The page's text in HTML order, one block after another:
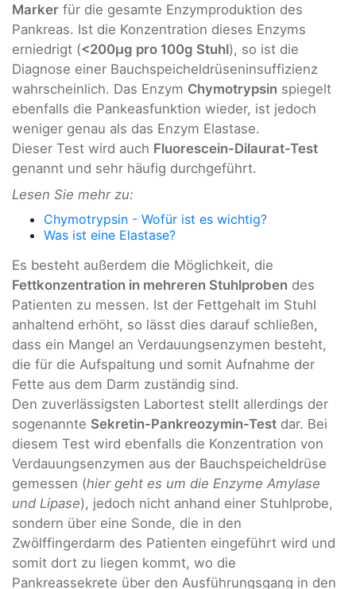
Marker für die gesamte Enzymproduktion des
Pankreas. Ist die Konzentration dieses Enzyms
erniedrigt (<200µg pro 100g Stuhl), so ist die
Diagnose einer Bauchspeicheldrüseninsuffizienz
wahrscheinlich. Das Enzym Chymotrypsin spiegelt
ebenfalls die Pankeasfunktion wieder, ist jedoch
weniger genau als das Enzym Elastase.
Dieser Test wird auch Fluorescein-Dilaurat-Test
genannt und sehr häufig durchgeführt.
Lesen Sie mehr zu:
Chymotrypsin - Wofür ist es wichtig?
Was ist eine Elastase?
Es besteht außerdem die Möglichkeit, die
Fettkonzentration in mehreren Stuhlproben des
Patienten zu messen. Ist der Fettgehalt im Stuhl
anhaltend erhöht, so lässt dies darauf schließen,
dass ein Mangel an Verdauungsenzymen besteht,
die für die Aufspaltung und somit Aufnahme der
Fette aus dem Darm zuständig sind.
Den zuverlässigsten Labortest stellt allerdings der
sogenannte Sekretin-Pankreozymin-Test dar. Bei
diesem Test wird ebenfalls die Konzentration von
Verdauungsenzymen aus der Bauchspeicheldrüse
gemessen (hier geht es um die Enzyme Amylase
und Lipase), jedoch nicht anhand einer Stuhlprobe,
sondern über eine Sonde, die in den
Zwölffingerdarm des Patienten eingeführt wird und
somit dort zu liegen kommt, wo die
Pankreassekrete über den Ausführungsgang in den